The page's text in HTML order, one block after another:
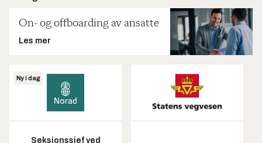
On- og offboarding av ansatte
Les mer
Ny i dag
Seksjonssjef ved